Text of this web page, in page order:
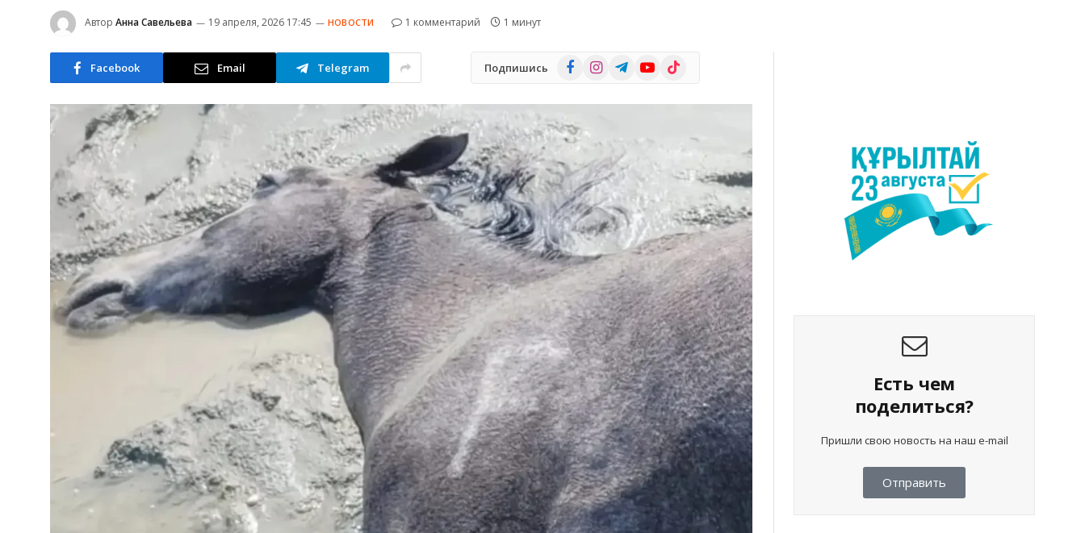
Автор Анна Савельева 19 апреля, 2026 17:45 НОВОСТИ 1 комментарий 1 минут
Facebook Email Telegram Подпишись FacebookInstagramTelegramYouTube
TikTok
Есть чем
поделиться?
Пришли свою новость на наш e-mail
Отправить